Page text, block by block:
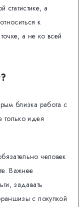
а
к
а не ко всей
близка работа с
только идея
человек
Важнее
задавать
с покупкой